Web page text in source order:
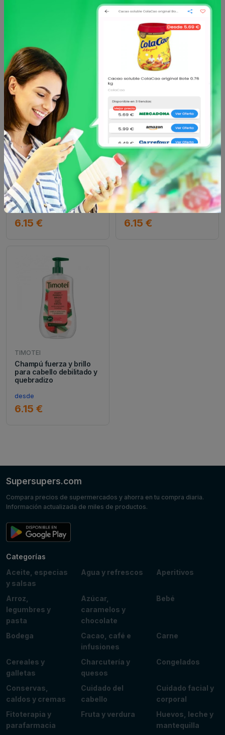
TIMOTEIen Champú
TIMOTEI
Champú cuidado suave
2en1 con aceite de
almendras Timoteí 60
desde
6.15 €
TIMOTEI
Champú purificante y
detox Timotei 600 ml.
desde
6.15 €
TIMOTEI
Champú fuerza y brillo
para cabello debilitado y
quebradizo
desde
6.15 €
Supersupers.com
Compara precios de supermercados y ahorra en tu compra diaria.
Información actualizada de miles de productos.
Categorías
Aceite, especias
y salsas
Agua y refrescos Aperitivos
Arroz,
legumbres y
pasta
Azúcar,
caramelos y
chocolate
Bebé
Bodega
Cacao, café e
infusiones
Carne
Cereales y
galletas
Charcutería y
quesos
Congelados
Conservas,
caldos y cremas
Cuidado del
cabello
Cuidado facial y
corporal
Fitoterapia y
parafarmacia
Fruta y verdura
Huevos, leche y
mantequilla